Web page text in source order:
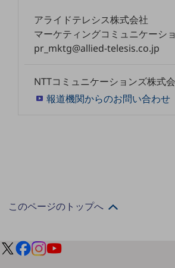
経営情報
経営情報TOP
障がい者採用
広告・協賛
広告
アライドテレシス株式会社
マーケティングコミュニケーシ
pr_mktg@allied-telesis.co.jp
NTTコミュニケーションズ株式
報道機関からのお問い合わせ
このページのトップへ